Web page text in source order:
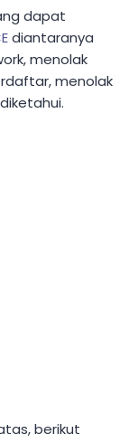
dapat
diantaranya
menolak
menolak
berikut